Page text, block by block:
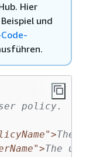
Hier
und
policy.
The
The